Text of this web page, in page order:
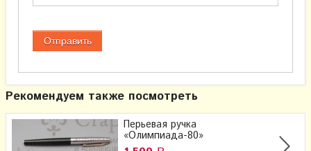
Рекомендуем также посмотреть
Перьевая ручка
«Олимпиада-80»